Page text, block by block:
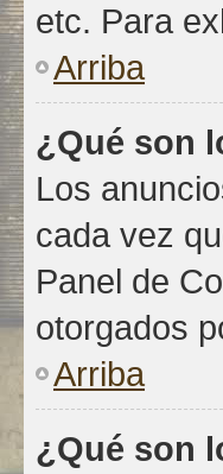
etc. Para
Arriba
¿Qué son
Los
cada vez
Panel de
otorgados
Arriba
¿Qué son